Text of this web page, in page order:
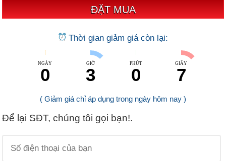
Thời gian giảm giá còn lại:
NGÀY
0
GIỜ
3
PHÚT
0
GIÂY
6
( Giảm giá chỉ áp dụng trong ngày hôm nay )
Để lại SĐT, chúng tôi gọi bạn!.